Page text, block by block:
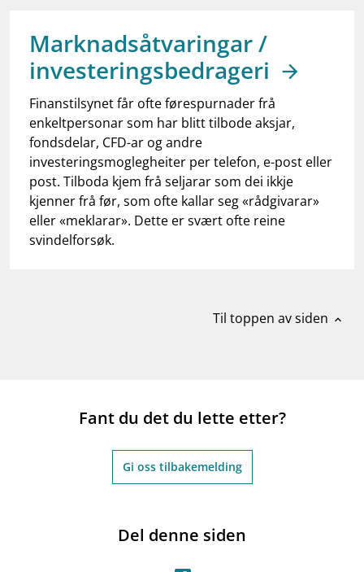
notifications_noneAbonner på nyhetsvarsel
Marknadsåtvaringar /
investeringsbedrageri
Finanstilsynet får ofte førespurnader frå
enkeltpersonar som har blitt tilbode aksjar,
fondsdelar, CFD-ar og andre
investeringsmoglegheiter per telefon, e-post eller
post. Tilboda kjem frå seljarar som dei ikkje
kjenner frå før, som ofte kallar seg «rådgivarar»
eller «meklarar». Dette er svært ofte reine
svindelforsøk.
Til toppen av siden expand_less
Fant du det du lette etter?
Gi oss tilbakemelding
Del denne siden